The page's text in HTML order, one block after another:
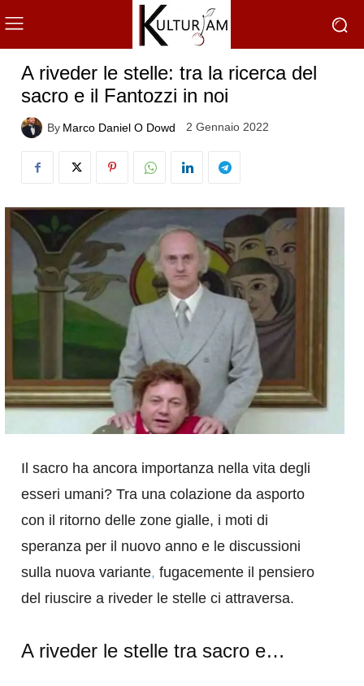
A riveder le stelle: tra la ricerca del
sacro e il Fantozzi in noi
By Marco Daniel O Dowd 2 Gennaio 2022
Il sacro ha ancora importanza nella vita degli
esseri umani? Tra una colazione da asporto
con il ritorno delle zone gialle, i moti di
speranza per il nuovo anno e le discussioni
sulla nuova variante, fugacemente il pensiero
del riuscire a riveder le stelle ci attraversa.
A riveder le stelle tra sacro e…